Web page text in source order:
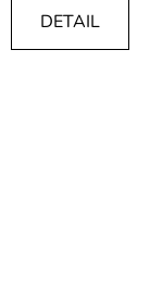
DETAIL